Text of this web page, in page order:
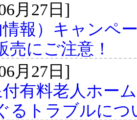
月27日]
情報）キャンペ
売にご注意！
月27日]
付有料老人ホー
るトラブルにつ